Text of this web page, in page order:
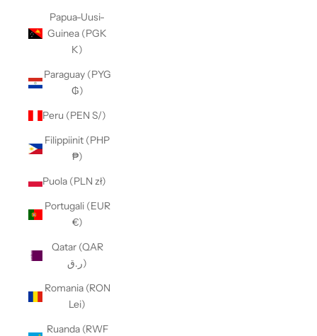
Papua-Uusi-
Guinea (PGK
K)
Paraguay (PYG
₲)
Peru (PEN S/)
Filippiinit (PHP
₱)
Puola (PLN zł)
Portugali (EUR
€)
Qatar (QAR
ر.ق)
Romania (RON
Lei)
Ruanda (RWF